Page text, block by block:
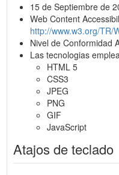
15 de Septiembre de
Web Content
http://www.w3.org/TR/
Nivel de Conformidad
Las tecnologias
HTML 5
CSS3
JPEG
PNG
GIF
JavaScript
Atajos de teclado